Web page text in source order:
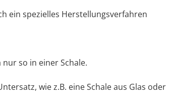
ein spezielles Herstellungsverfahren
so in einer Schale.
wie z.B. eine Schale aus Glas oder